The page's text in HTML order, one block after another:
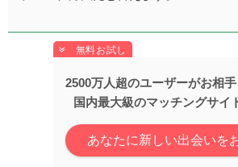
2500万人超のユーザーがお相
国内最大級のマッチングサイ
あなたに新しい出会いを